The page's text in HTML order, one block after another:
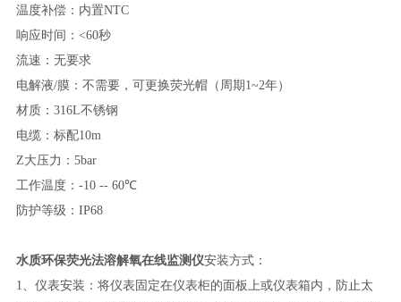
温度补偿：内置NTC
响应时间： <60秒
流速：无要求
电解液/膜：不需要，可更换荧光帽（周期1~2年）
材质： 316L不锈钢
电缆：标配10m
Z大压力： 5bar
工作温度：-10 -- 60℃
防护等级： IP68
水质环保荧光法溶解氧在线监测仪安装方式：
1、仪表安装：将仪表固定在仪表柜的面板上或仪表箱内，防止太